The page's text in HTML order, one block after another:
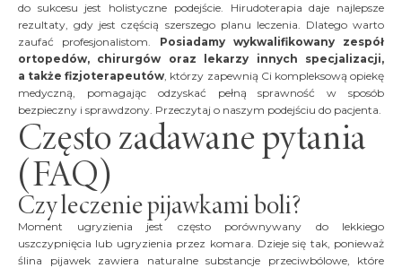
do sukcesu jest holistyczne podejście. Hirudoterapia daje najlepsze
rezultaty, gdy jest częścią szerszego planu leczenia. Dlatego warto
zaufać profesjonalistom. Posiadamy wykwalifikowany zespół
ortopedów, chirurgów oraz lekarzy innych specjalizacji,
a także fizjoterapeutów, którzy zapewnią Ci kompleksową opiekę
medyczną, pomagając odzyskać pełną sprawność w sposób
bezpieczny i sprawdzony. Przeczytaj o naszym podejściu do pacjenta.
Często zadawane pytania
(FAQ)
Czy leczenie pijawkami boli?
Moment ugryzienia jest często porównywany do lekkiego
uszczypnięcia lub ugryzienia przez komara. Dzieje się tak, ponieważ
ślina pijawek zawiera naturalne substancje przeciwbólowe, które